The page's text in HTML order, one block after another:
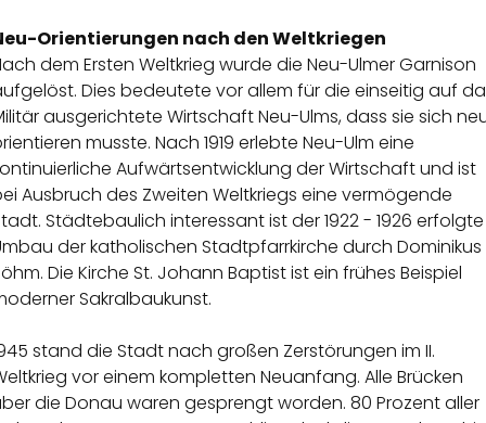
Orientierungen nach den Weltkriegen
dem Ersten Weltkrieg wurde die Neu-Ulmer Garnison
Dies bedeutete vor allem für die einseitig auf
ausgerichtete Wirtschaft Neu-Ulms, dass sie sich
musste. Nach 1919 erlebte Neu-Ulm eine
Aufwärtsentwicklung der Wirtschaft und ist
Ausbruch des Zweiten Weltkriegs eine vermögende
Städtebaulich interessant ist der 1922 - 1926 erfolgte
der katholischen Stadtpfarrkirche durch Dominikus
Die Kirche St. Johann Baptist ist ein frühes Beispiel
Sakralbaukunst.
stand die Stadt nach großen Zerstörungen im II.
vor einem kompletten Neuanfang. Alle Brücken
die Donau waren gesprengt worden. 80 Prozent aller